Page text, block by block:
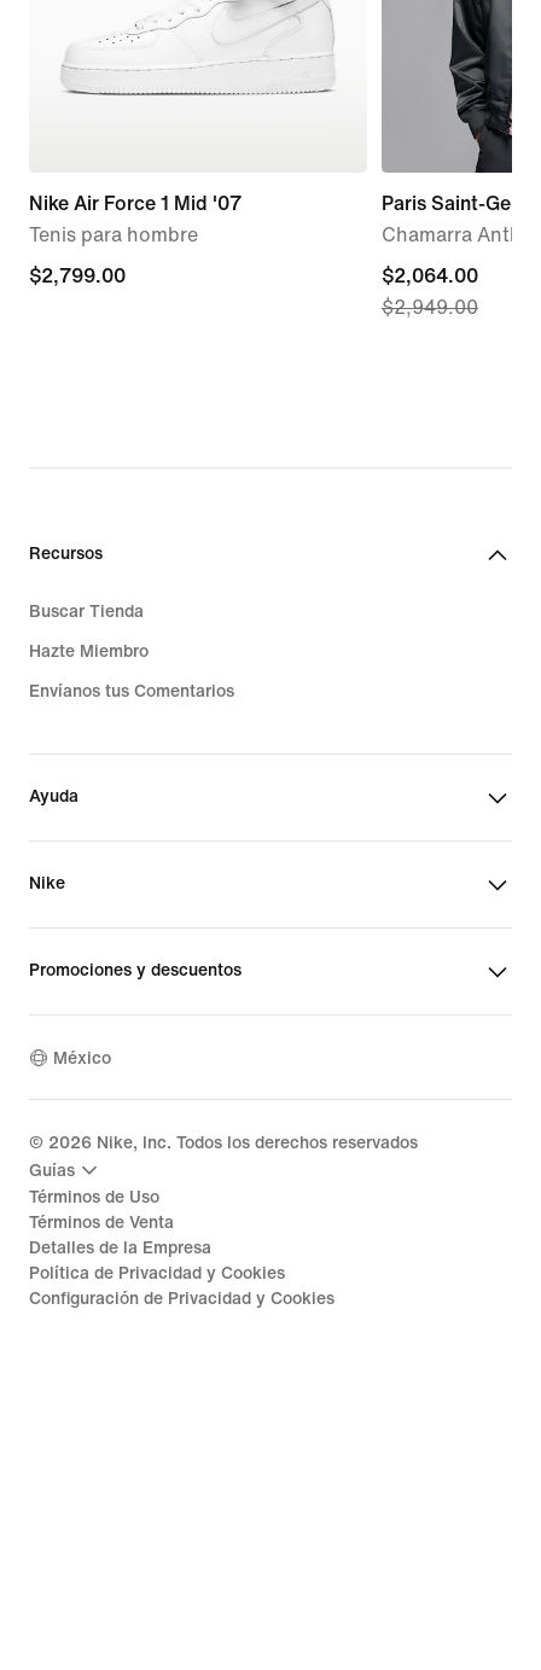
Nike Air Force 1 Mid '07
Tenis para hombre
$2,799.00
$2,799.00
Paris Saint-
Chamarra
current
price
$2,064.00
$2,949.00
Recursos
Buscar Tienda
Hazte Miembro
Envíanos tus Comentarios
Ayuda
Nike
Promociones y descuentos
México
© 2026 Nike, Inc. Todos los derechos reservados
Guías
Términos de Uso
Términos de Venta
Detalles de la Empresa
Política de Privacidad y Cookies
Configuración de Privacidad y Cookies